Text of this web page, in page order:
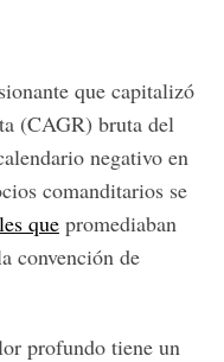
que capitalizó
(CAGR) bruta del
negativo en
comanditarios se
quepromediaban
convención de
profundo tiene un